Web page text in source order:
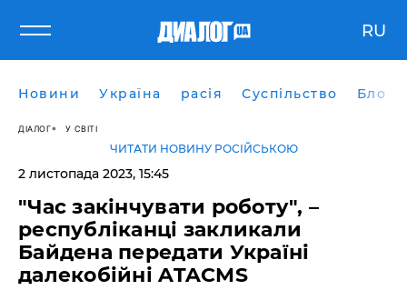
RU
Новини Україна расія Суспільство Блоги
ДІАЛОГ У СВІТІ
ЧИТАТИ НОВИНУ РОСІЙСЬКОЮ
2 листопада 2023, 15:45
"Час закінчувати роботу", –
республіканці закликали
Байдена передати Україні
далекобійні ATACMS